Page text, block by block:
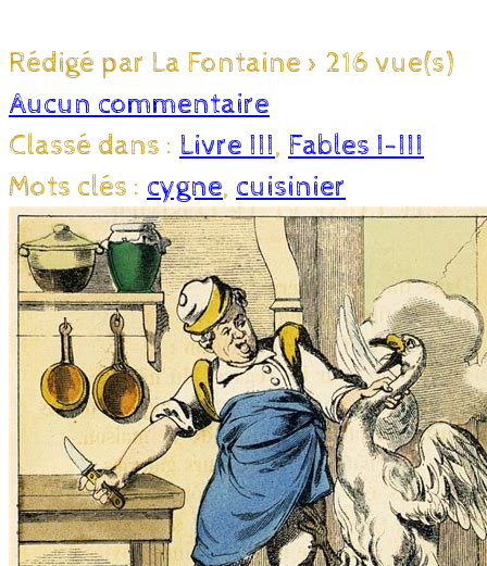
Rédigé par La Fontaine > 216 vue(s)
Aucun commentaire
Classé dans : Livre III, Fables I-III
Mots clés : cygne, cuisinier